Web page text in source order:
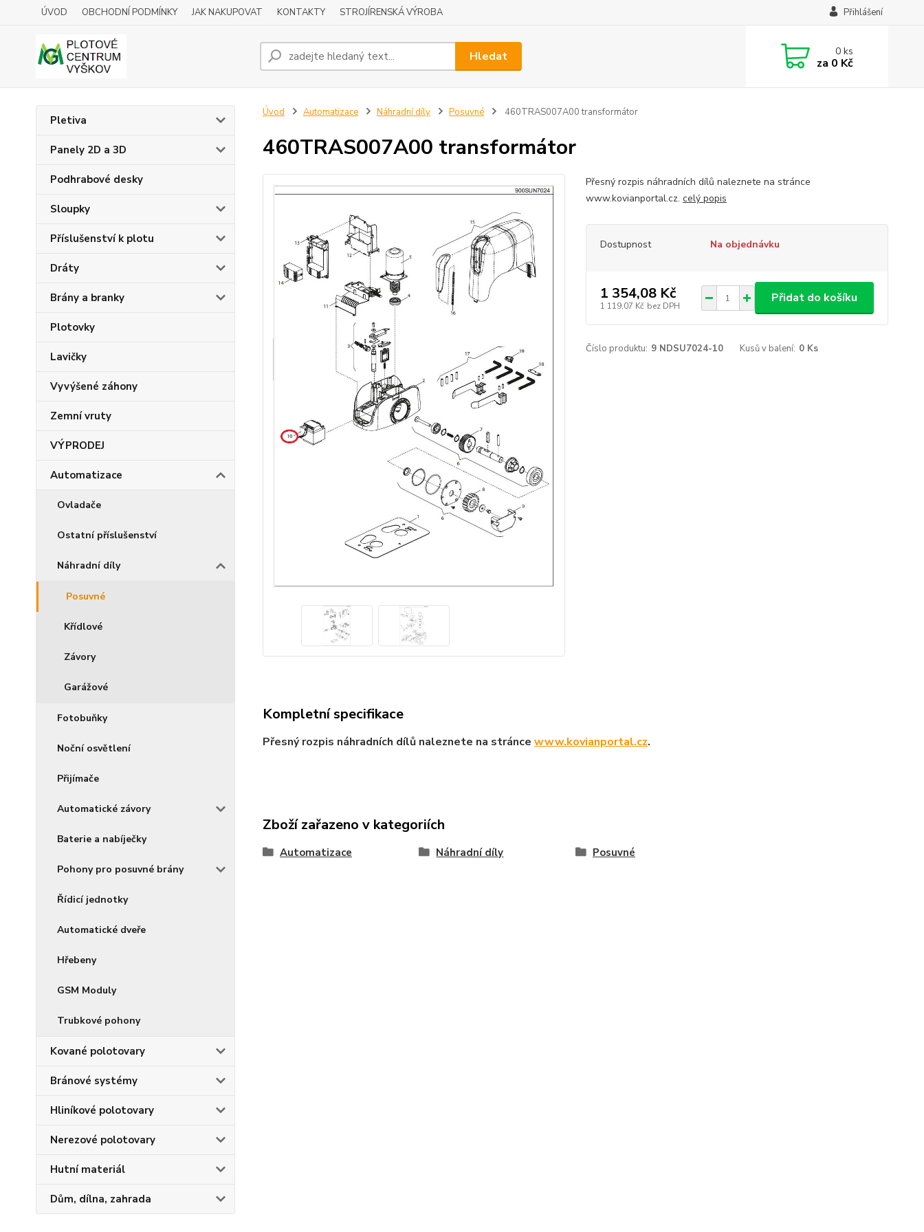
ÚVOD OBCHODNÍ PODMÍNKY JAK NAKUPOVAT KONTAKTY STROJÍRENSKÁ VÝROBA Přihlášení
Hledat 0ks
za 0 Kč
Pletiva
Panely 2D a 3D
Podhrabové desky
Sloupky
Příslušenství k plotu
Dráty
Brány a branky
Plotovky
Lavičky
Vyvýšené záhony
Zemní vruty
VÝPRODEJ
Automatizace
Ovladače
Ostatní příslušenství
Náhradní díly
Posuvné
Křídlové
Závory
Garážové
Fotobuňky
Noční osvětlení
Přijímače
Automatické závory
Baterie a nabíječky
Pohony pro posuvné brány
Řídicí jednotky
Automatické dveře
Hřebeny
GSM Moduly
Trubkové pohony
Kované polotovary
Bránové systémy
Hliníkové polotovary
Nerezové polotovary
Hutní materiál
Dům, dílna, zahrada
Úvod Automatizace Náhradní díly Posuvné 460TRAS007A00 transformátor
460TRAS007A00 transformátor
Přesný rozpis náhradních dílů naleznete na stránce
www.kovianportal.cz. celý popis
Dostupnost Na objednávku
1 354,08 Kč
1 119,07 Kč bez DPH
Přidat do košíku
Číslo produktu: 9 NDSU7024-10 Kusů v balení: 0 Ks
Kompletní specifikace
Přesný rozpis náhradních dílů naleznete na stránce www.kovianportal.cz.
Zboží zařazeno v kategoriích
Automatizace Náhradní díly Posuvné